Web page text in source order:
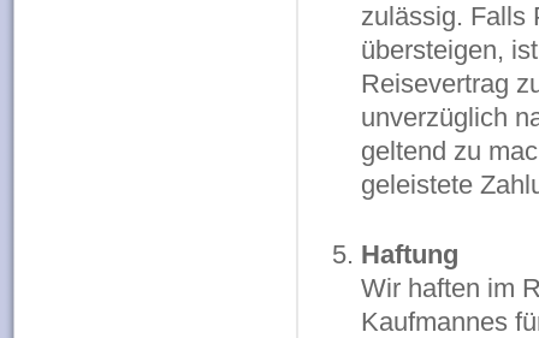
zulässig. Falls
übersteigen,
Reisevertrag
unverzüglich
geltend zu
geleistete
Haftung
Wir haften im
Kaufmannes